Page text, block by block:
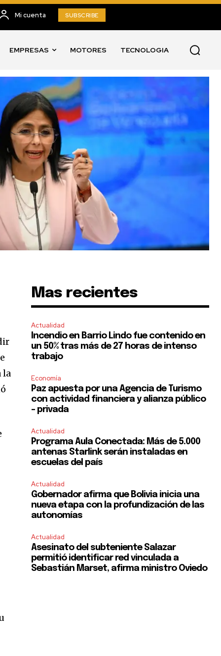
Mi cuenta SUBSCRIBE
EMPRESAS MOTORES TECNOLOGIA
la
Mas recientes
Actualidad
Incendio en Barrio Lindo fue contenido en
un 50% tras más de 27 horas de intenso
trabajo
Economía
Paz apuesta por una Agencia de Turismo
con actividad financiera y alianza público
– privada
Actualidad
Programa Aula Conectada: Más de 5.000
antenas Starlink serán instaladas en
escuelas del país
Actualidad
Gobernador afirma que Bolivia inicia una
nueva etapa con la profundización de las
autonomías
Actualidad
Asesinato del subteniente Salazar
permitió identificar red vinculada a
Sebastián Marset, afirma ministro Oviedo